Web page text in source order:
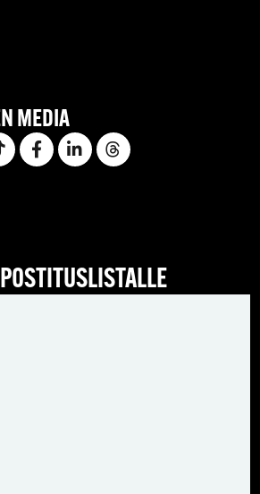
MEDIA